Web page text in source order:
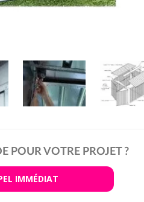
POUR VOTRE PROJET ?
IMMÉDIAT